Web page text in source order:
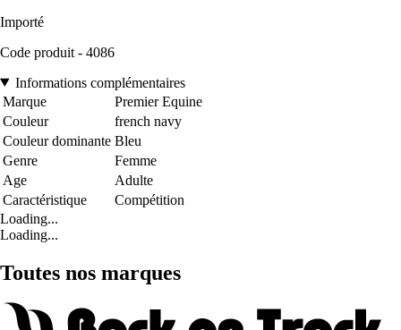
Importé
Code produit - 4086
Informations complémentaires
Marque
Premier Equine
Couleur
french navy
Couleur dominante Bleu
Genre
Femme
Age
Adulte
Caractéristique
Compétition
Loading...
Loading...
Toutes nos marques